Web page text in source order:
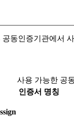
동인증기관에서
사용 가능한 공
인증서 명칭